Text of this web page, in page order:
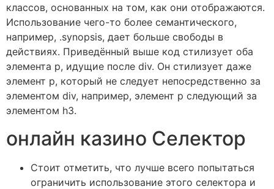
классов, основанных на том, как они отображаются.
Использование чего-то более семантического,
например, .synopsis, дает больше свободы в
действиях. Приведённый выше код стилизует оба
элемента p, идущие после div. Он стилизует даже
элемент p, который не следует непосредственно за
элементом div, например, элемент p следующий за
элементом h3.
онлайн казино Селектор
Стоит отметить, что лучше всего попытаться
ограничить использование этого селектора и